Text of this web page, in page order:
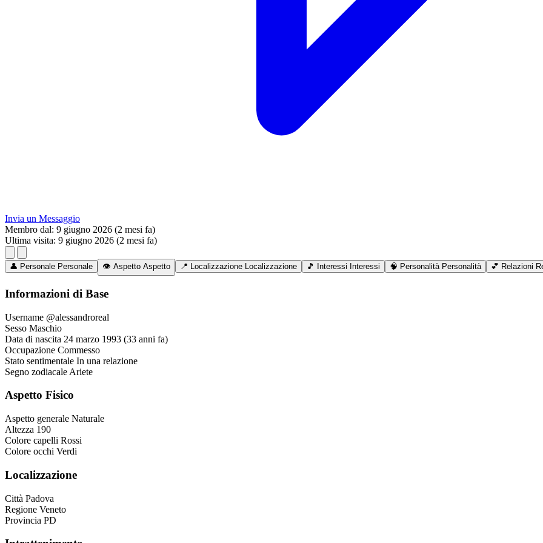
Invia un Messaggio
Membro dal: 9 giugno 2026 (2 mesi fa)
Ultima visita: 9 giugno 2026 (2 mesi fa)
👤 Personale Personale 👁️ Aspetto Aspetto 📍 Localizzazione Localizzazione 🎵 Interessi Interessi 🧠 Personalità Personalità 💕 Relazioni
Informazioni di Base
Username @alessandroreal
Sesso Maschio
Data di nascita 24 marzo 1993 (33 anni fa)
Occupazione Commesso
Stato sentimentale In una relazione
Segno zodiacale Ariete
Aspetto Fisico
Aspetto generale Naturale
Altezza 190
Colore capelli Rossi
Colore occhi Verdi
Localizzazione
Città Padova
Regione Veneto
Provincia PD